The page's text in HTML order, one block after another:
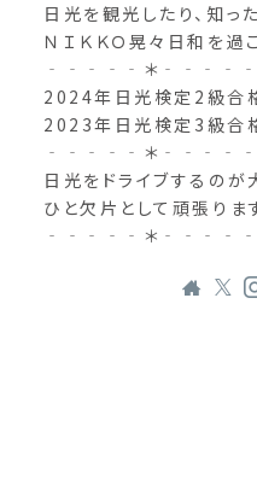
日光を観光したり、知っ
ＮＩＫＫＯ晃々日和を過
‐‐‐‐‐＊‐‐‐‐‐
2024年日光検定2級合
2023年日光検定3級合
‐‐‐‐‐＊‐‐‐‐‐
日光をドライブするのが
ひと欠片として頑張りま
‐‐‐‐‐＊‐‐‐‐‐